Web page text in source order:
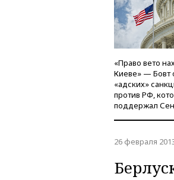
«Право вето
Киеве» — Бовт
«адских»
против РФ,
поддержал
26 февраля